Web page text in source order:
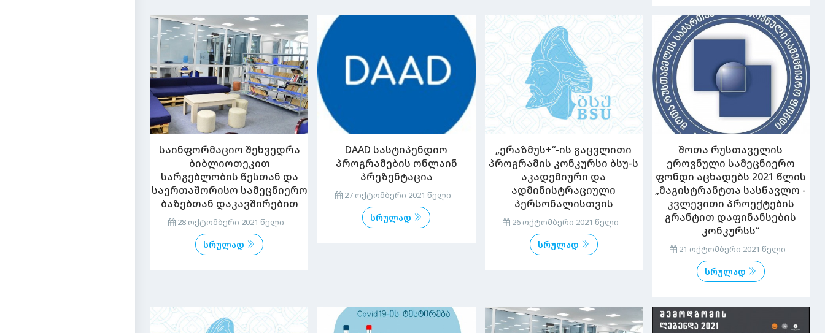
საინფორმაციო შეხვედრა
ბიბლიოთეკით
სარგებლობის წესთან და
საერთაშორისო სამეცნიერო
ბაზებთან დაკავშირებით
28 ოქტომბერი 2021 წელი
სრულად
DAAD სასტიპენდიო
პროგრამების ონლაინ
პრეზენტაცია
27 ოქტომბერი 2021 წელი
სრულად
„ერაზმუს+“-ის გაცვლითი
პროგრამის კონკურსი ბსუ-ს
აკადემიური და
ადმინისტრაციული
პერსონალისთვის
26 ოქტომბერი 2021 წელი
სრულად
შოთა რუსთაველის
ეროვნული სამეცნიერო
ფონდი აცხადებს 2021 წლის
„მაგისტრანტთა სასწავლო -
კვლევითი პროექტების
გრანტით დაფინანსების
კონკურსს“
21 ოქტომბერი 2021 წელი
სრულად